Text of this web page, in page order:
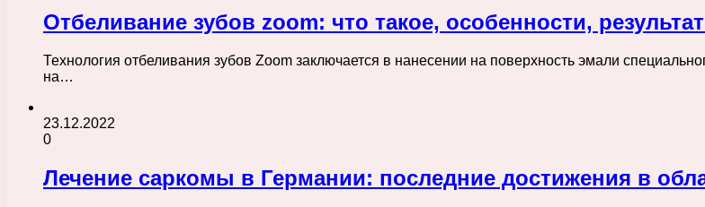
Отбеливание зубов zoom: что такое, особенности,
Технология отбеливания зубов Zoom заключается в нанесении на поверхность эмали
на…
23.12.2022
0
Лечение саркомы в Германии: последние достижения в